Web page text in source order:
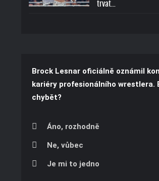
trvat…
Brock Lesnar oficiálně oznámil
kariéry profesionálního wrestlera.
chybět?
Áno, rozhodně
Ne, vůbec
Je mi to jedno